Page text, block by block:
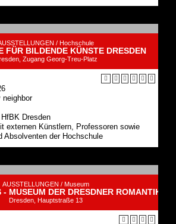
/ Hochschule
FÜR BILDENDE KÜNSTE DRESDEN
Zugang Georg-Treu-Platz
neighbor
Dresden
externen Künstlern, Professoren sowie
Absolventen der Hochschule
AUSSTELLUNGEN / Museum
MUSEUM DER DRESDNER ROMANTIK
Dresden, Hauptstraße 13